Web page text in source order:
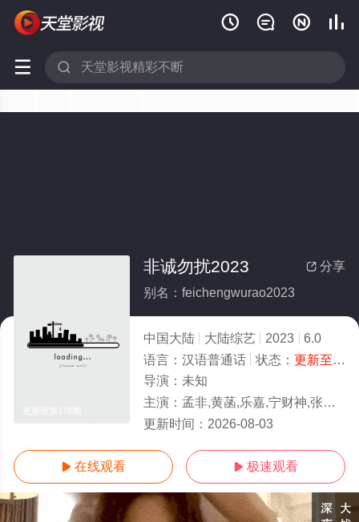
   
 
 分享
非诚勿扰2023
别名：feichengwurao2023
中国大陆 大陆综艺 2023
6.0
语言： 汉语普通话 状态： 更新至第178期
导演： 未知
主演： 孟非,黄菡,乐嘉,宁财神,张嘉佳,佟大为,刘恺威,张亮,刘烨,黄澜
更新时间： 2026-08-03
 在线观看  极速观看